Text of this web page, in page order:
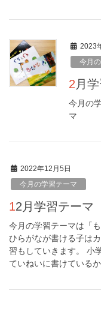
2023
今月
2月
今月の
マ
2022年12月5日
今月の学習テーマ
12月学習テーマ
今月の学習テーマは「
ひらがなが書ける子は
習もしていきます。 小
ていねいに書けている